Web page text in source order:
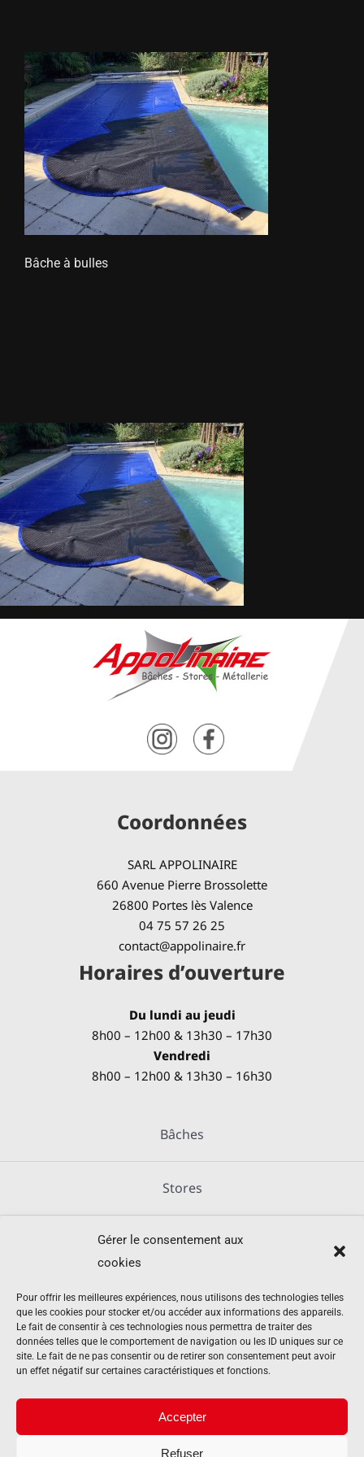
Gérer le consentement aux
cookies
Pour offrir les meilleures expériences, nous utilisons des technologies telles
que les cookies pour stocker et/ou accéder aux informations des appareils.
Le fait de consentir à ces technologies nous permettra de traiter des
données telles que le comportement de navigation ou les ID uniques sur ce
site. Le fait de ne pas consentir ou de retirer son consentement peut avoir
un effet négatif sur certaines caractéristiques et fonctions.
Accepter
Refuser
METALLERIE
ÉQUIPEMENTS AGRICOLES
CONTACT
Bâche à bulles
Coordonnées
SARL APPOLINAIRE
660 Avenue Pierre Brossolette
26800 Portes lès Valence
04 75 57 26 25
contact@appolinaire.fr
Horaires d’ouverture
Du lundi au jeudi
8h00 – 12h00 & 13h30 – 17h30
Vendredi
8h00 – 12h00 & 13h30 – 16h30
Bâches
Stores
Métallerie
Équipements agricoles
Mentions légales
Politique de cookies (UE)